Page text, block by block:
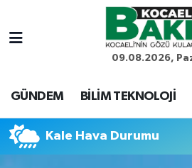
09.08.2026,
GÜNDEM BİLİM TEKNOLOJİ
Kale Hava Durumu
Kocaeli Nöbetçi Eczaneler
Kocaeli Hava Durumu